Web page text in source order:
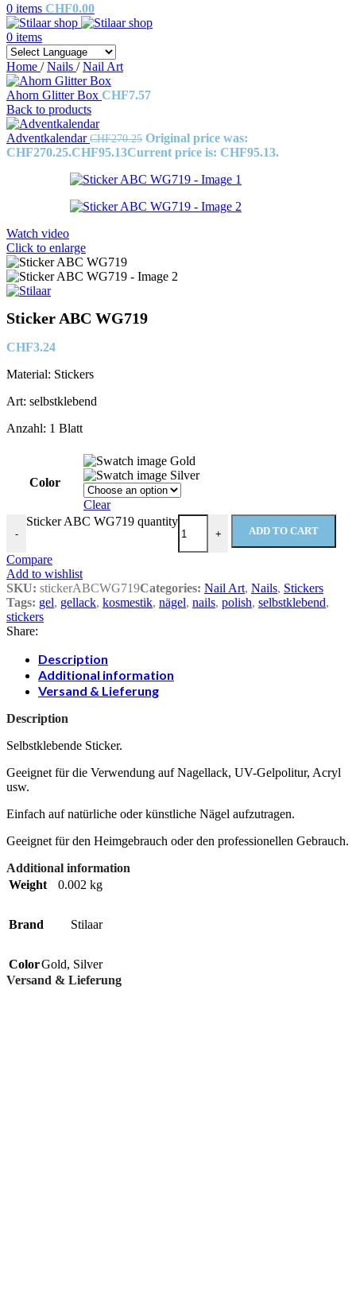
0 items CHF0.00
0 items
Home / Nails / Nail Art
Ahorn Glitter Box CHF7.57
Back to products
AdventkalendarCHF270.25 Original price was:
CHF270.25.CHF95.13Current price is: CHF95.13.
Watch video
Click to enlarge
Sticker ABC WG719
CHF3.24
Material: Stickers
Art: selbstklebend
Anzahl: 1 Blatt
Color
Gold
Silver
Clear
-
Sticker ABC WG719 quantity
+ ADD TO CART
Compare
Add to wishlist
SKU: stickerABCWG719Categories: Nail Art, Nails, Stickers
Tags: gel, gellack, kosmestik, nägel, nails, polish, selbstklebend,
stickers
Share:
Description
Additional information
Versand & Lieferung
Description
Selbstklebende Sticker.
Geeignet für die Verwendung auf Nagellack, UV-Gelpolitur, Acryl
usw.
Einfach auf natürliche oder künstliche Nägel aufzutragen.
Geeignet für den Heimgebrauch oder den professionellen Gebrauch.
Additional information
Weight
0.002 kg
Brand Stilaar
ColorGold, Silver
Versand & Lieferung